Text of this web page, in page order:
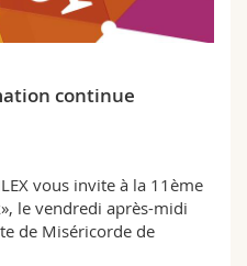
continue
vous invite à la 11ème
le vendredi après-midi
de Miséricorde de